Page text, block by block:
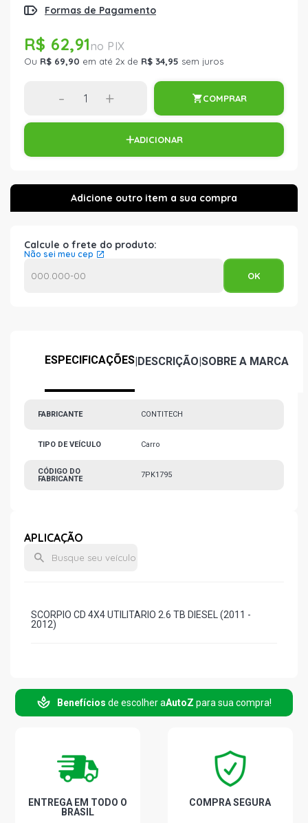
Formas de Pagamento
R$ 62,91
Ou R$ 69,90 em até 2x de R$ 34,95 sem juros
- + COMPRAR
ADICIONAR
Calcule o frete do produto:
Não sei meu cep
ESPECIFICAÇÕES|DESCRIÇÃO|SOBRE A MARCA
FABRICANTE CONTITECH
TIPO DE VEÍCULO Carro
CÓDIGO DO
FABRICANTE
7PK1795
APLICAÇÃO
SCORPIO CD 4X4 UTILITARIO 2.6 TB DIESEL (2011 -
2012)
Benefícios de escolher aAutoZ para sua compra!
ENTREGA EM TODO O
BRASIL
COMPRA SEGURA